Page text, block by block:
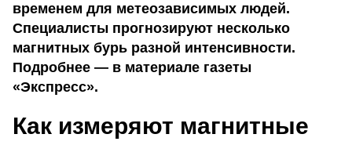
временем для метеозависимых людей.
Специалисты прогнозируют несколько
магнитных бурь разной интенсивности.
Подробнее — в материале газеты
«Экспресс».
Как измеряют магнитные